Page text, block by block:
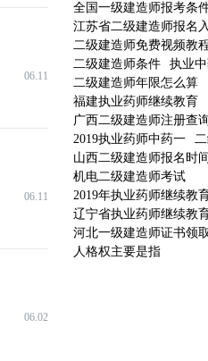
06.11
06.11
06.02
全国一级建造师报考条
江苏省二级建造师报名
二级建造师免费视频教
二级建造师条件
执业
二级建造师年限怎么算
福建执业药师继续教育
广西二级建造师注册查
2019执业药师中药一
山西二级建造师报名时间
机电二级建造师考试
2019年执业药师继续教
辽宁省执业药师继续教
河北一级建造师证书领
人格权主要是指